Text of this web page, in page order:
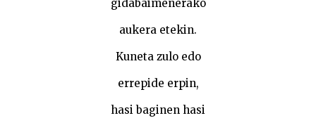
gidabaimenerako
aukera etekin.
Kuneta zulo edo
errepide erpin,
hasi baginen hasi